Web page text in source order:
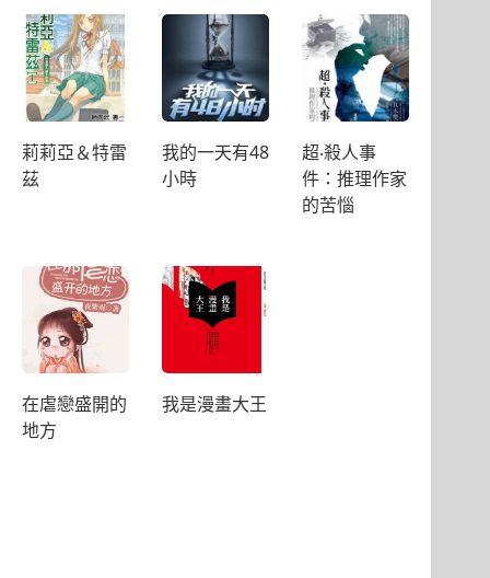
莉莉亞＆特雷
茲
我的一天有48
小時
超‧殺人事
件：推理作家
的苦惱
在虐戀盛開的
地方
我是漫畫大王